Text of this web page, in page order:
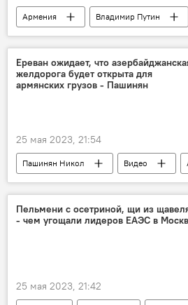
Армения Владимир Путин
товарооборот
Политика
Ереван ожидает, что
желдорога будет открыта для
армянских грузов - Пашинян
25 мая 2023, 21:54
Пашинян Никол Видео
Азербайджан
коммуникации
Пельмени с осетриной, щи из
- чем угощали лидеров ЕАЭС в
25 мая 2023, 21:42